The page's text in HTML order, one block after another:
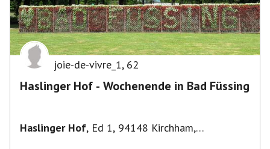
joie-de-vivre_1, 62
Haslinger Hof - Wochenende in Bad Füssing
Haslinger Hof, Ed 1, 94148 Kirchham,